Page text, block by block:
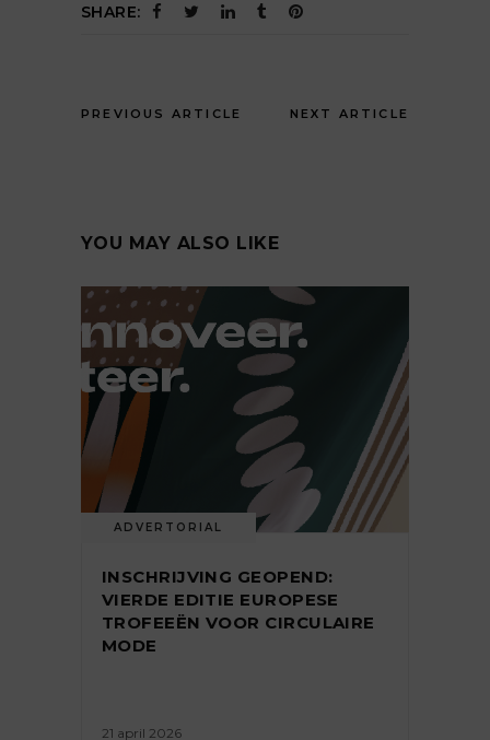
SHARE:
PREVIOUS ARTICLE NEXT ARTICLE
YOU MAY ALSO LIKE
ADVERTORIAL
INSCHRIJVING GEOPEND:
VIERDE EDITIE EUROPESE
TROFEEËN VOOR CIRCULAIRE
MODE
21 april 2026